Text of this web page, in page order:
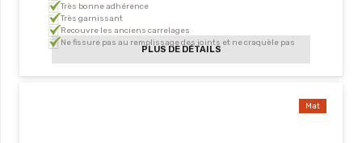
Très bonne adhérence
Très garnissant
Recouvre les anciens carrelages
Ne fissure pas au remplissage des joints et ne craquèle pas
PLUS DE DÉTAILS
Mat